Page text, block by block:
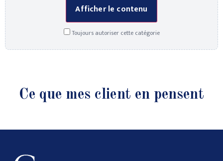
Afficher le contenu
Toujours autoriser cette catégorie
Ce que mes client en pensent